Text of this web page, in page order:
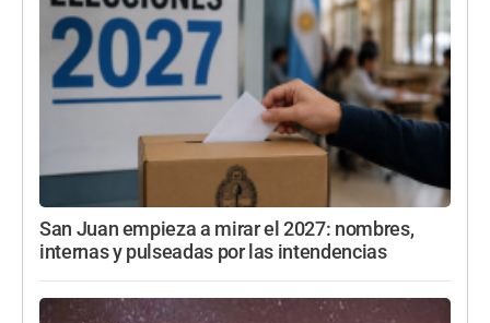
San Juan empieza a mirar el 2027: nombres,
internas y pulseadas por las intendencias